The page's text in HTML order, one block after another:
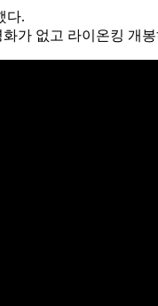
다.
가 없고 라이온킹 개